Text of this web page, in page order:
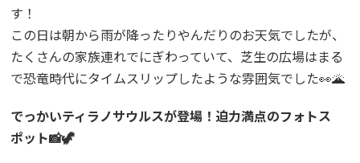
す！
この日は朝から雨が降ったりやんだりのお天気でしたが、
たくさんの家族連れでにぎわっていて、芝生の広場はまる
で恐竜時代にタイムスリップしたような雰囲気でした👀🌋
でっかいティラノサウルスが登場！迫力満点のフォトス
ポット📸🦖